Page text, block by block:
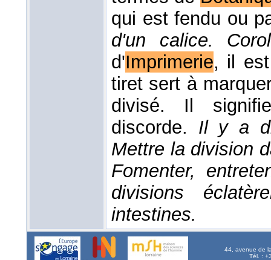
qui est fendu ou
d'un calice.
d'Imprimerie, il
tiret sert à
divisé. Il
discorde. Il y a
Mettre la division
Fomenter,
divisions
intestines.
44, avenue de
Tél. :